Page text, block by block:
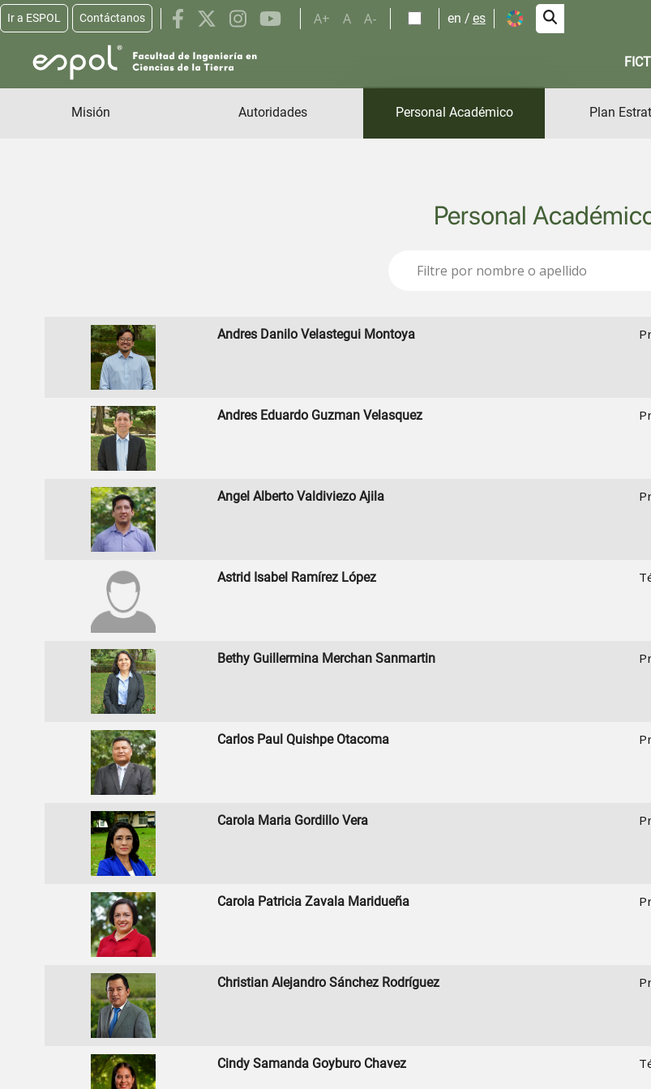
Pasar al contenido principal
Ir a ESPOL Contáctanos A+ A A- en es
FICT
Misión Autoridades Personal Académico Plan
Personal
Andres Danilo Velastegui Montoya
Andres Eduardo Guzman Velasquez
Angel Alberto Valdiviezo Ajila
Astrid Isabel Ramírez López
Bethy Guillermina Merchan Sanmartin
Carlos Paul Quishpe Otacoma
Carola Maria Gordillo Vera
Carola Patricia Zavala Maridueña
Christian Alejandro Sánchez Rodríguez
Cindy Samanda Goyburo Chavez